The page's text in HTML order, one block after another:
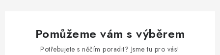
Pomůžeme vám s výběrem
Potřebujete s něčím poradit? Jsme tu pro vás!